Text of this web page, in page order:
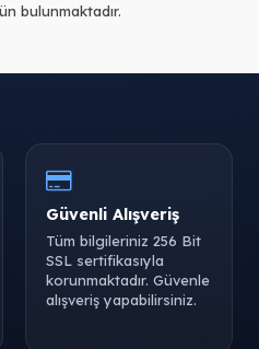
bulunmaktadır.
Güvenli Alışveriş
Tüm bilgileriniz 256 Bit
SSL sertifikasıyla
korunmaktadır. Güvenle
alışveriş yapabilirsiniz.